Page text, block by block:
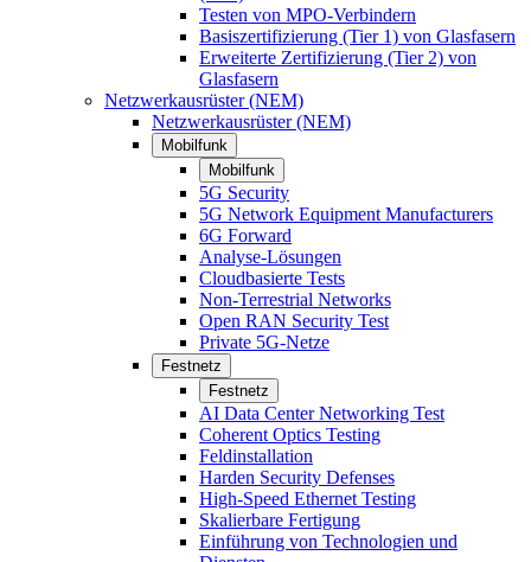
Testen von MPO-Verbindern
Basiszertifizierung (Tier 1) von Glasfasern
Erweiterte Zertifizierung (Tier 2) von
Glasfasern
Netzwerkausrüster (NEM)
Netzwerkausrüster (NEM)
Mobilfunk
Mobilfunk
5G Security
5G Network Equipment Manufacturers
6G Forward
Analyse-Lösungen
Cloudbasierte Tests
Non-Terrestrial Networks
Open RAN Security Test
Private 5G-Netze
Festnetz
Festnetz
AI Data Center Networking Test
Coherent Optics Testing
Feldinstallation
Harden Security Defenses
High-Speed Ethernet Testing
Skalierbare Fertigung
Einführung von Technologien und